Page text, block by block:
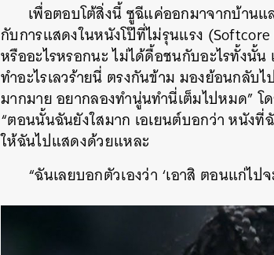
เพื่อตอบโต้สิ่งนี้ ซูฉีแค่ออกมาจากบ้าน
กับการแสดงในหนังโป๊ที่ไม่รุนแรง
หรืออะไรหรอกนะ ไม่ได้ดื้อชนกับอะไรทั้งนั้น
ทำอะไรเลวร้ายนี่ ตรงกันข้าม มองย้อนกลั
มากมาย อยากลองทำนู่นทำนี่เต็มไปหมด”
“ตอนนั้นฉันยังใสมาก เอเยนต์บอกว่า หนัง
ให้ฉันไปแสดงด้วยแหละ
“ฉันเลยบอกตัวเองว่า ‘เอาสิ ตอนแก่ไป